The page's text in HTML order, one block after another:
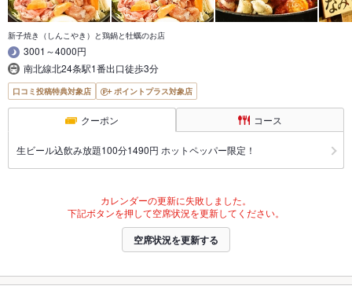
新子焼き（しんこやき）と鶏鍋と牡蠣のお店
3001～4000円
南北線北24条駅1番出口徒歩3分
口コミ投稿特典対象店 ポイントプラス対象店
クーポン コース
生ビール込飲み放題100分1490円 ホットペッパー限定！
カレンダーの更新に失敗しました。
下記ボタンを押して空席状況を更新してください。
空席状況を更新する